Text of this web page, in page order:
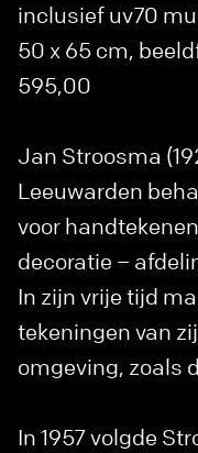
inclusief uv70
50 x 65 cm,
595,00
Jan Stroosma
Leeuwarden
voor
decoratie –
In zijn vrije tijd
tekeningen van
omgeving, zoals
In 1957 volgde